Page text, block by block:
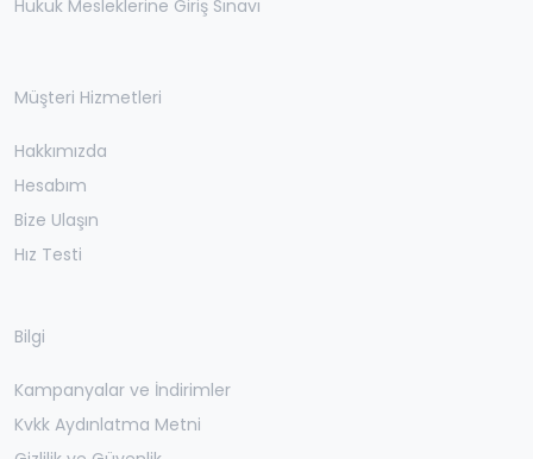
Hukuk Mesleklerine Giriş Sınavı
Müşteri Hizmetleri
Hakkımızda
Hesabım
Bize Ulaşın
Hız Testi
Bilgi
Kampanyalar ve İndirimler
Kvkk Aydınlatma Metni